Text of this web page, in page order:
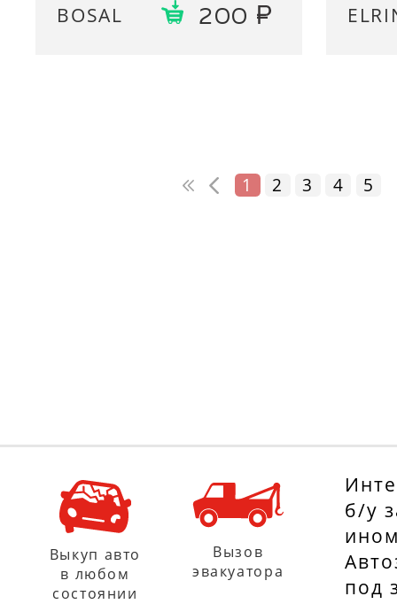
BOSAL 200
1 2 3 4 5
б/у
под
Выкуп авто
в любом
состоянии
Вызов
эвакуатора